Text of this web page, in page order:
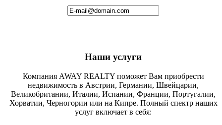
Наши услуги
Компания AWAY REALTY поможет Вам приобрести
недвижимость в Австрии, Германии, Швейцарии,
Великобритании, Италии, Испании, Франции, Португалии,
Хорватии, Черногории или на Кипре. Полный спектр наших
услуг включает в себя: